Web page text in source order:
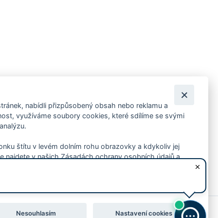
pozvánky na kulturní a sportovní akce?
nabídli přizpůsobený obsah nebo reklamu a
využíváme soubory cookies, které sdílíme se svými
štítu v levém dolním rohu obrazovky a kdykoliv jej
najdete v našich Zásadách ochrany osobních údajů a
Nesouhlasím Nastavení cookies